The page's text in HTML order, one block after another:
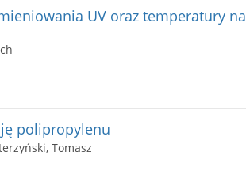
UV oraz temperatury na
polipropylenu
Tomasz